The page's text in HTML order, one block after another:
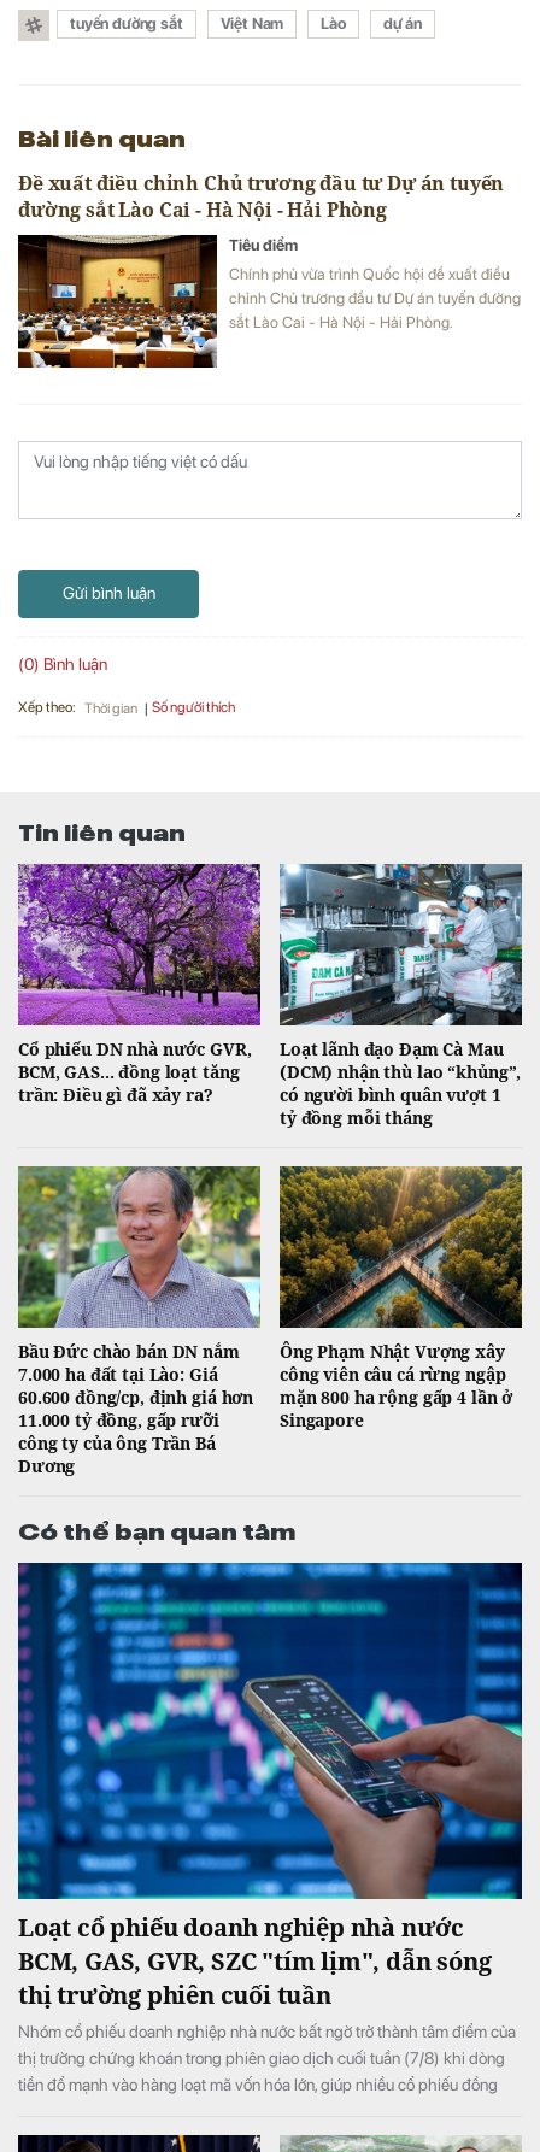
tuyến đường sắt Việt Nam Lào dự án
Bài liên quan
Đề xuất điều chỉnh Chủ trương đầu tư Dự án tuyến
đường sắt Lào Cai - Hà Nội - Hải Phòng
Tiêu điểm
Chính phủ vừa trình Quốc hội đề xuất điều
chỉnh Chủ trương đầu tư Dự án tuyến đường
sắt Lào Cai - Hà Nội - Hải Phòng.
Gửi bình luận
(0) Bình luận
Xếp theo: Thời gian Số người thích
Tin liên quan
Cổ phiếu DN nhà nước GVR,
BCM, GAS... đồng loạt tăng
trần: Điều gì đã xảy ra?
Loạt lãnh đạo Đạm Cà Mau
(DCM) nhận thù lao “khủng”,
có người bình quân vượt 1
tỷ đồng mỗi tháng
Bầu Đức chào bán DN nắm
7.000 ha đất tại Lào: Giá
60.600 đồng/cp, định giá hơn
11.000 tỷ đồng, gấp rưỡi
công ty của ông Trần Bá
Dương
Ông Phạm Nhật Vượng xây
công viên câu cá rừng ngập
mặn 800 ha rộng gấp 4 lần ở
Singapore
Có thể bạn quan tâm
Loạt cổ phiếu doanh nghiệp nhà nước
BCM, GAS, GVR, SZC "tím lịm", dẫn sóng
thị trường phiên cuối tuần
Nhóm cổ phiếu doanh nghiệp nhà nước bất ngờ trở thành tâm điểm của
thị trường chứng khoán trong phiên giao dịch cuối tuần (7/8) khi dòng
tiền đổ mạnh vào hàng loạt mã vốn hóa lớn, giúp nhiều cổ phiếu đồng
trong sắc đỏ.